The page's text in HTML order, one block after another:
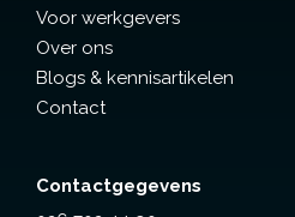
Voor werkgevers
Over ons
Blogs & kennisartikelen
Contact
Contactgegevens